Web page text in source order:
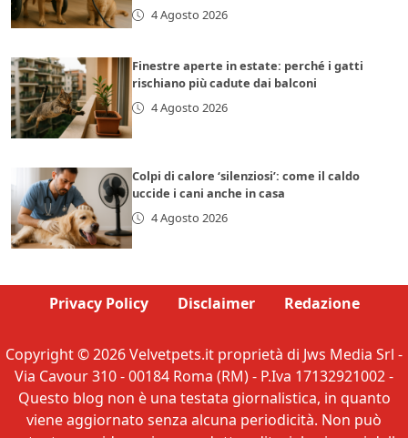
4 Agosto 2026
Finestre aperte in estate: perché i gatti
rischiano più cadute dai balconi
4 Agosto 2026
Colpi di calore ‘silenziosi’: come il caldo
uccide i cani anche in casa
4 Agosto 2026
Privacy Policy Disclaimer Redazione
Copyright © 2026 Velvetpets.it proprietà di Jws Media Srl -
Via Cavour 310 - 00184 Roma (RM) - P.Iva 17132921002 -
Questo blog non è una testata giornalistica, in quanto
viene aggiornato senza alcuna periodicità. Non può